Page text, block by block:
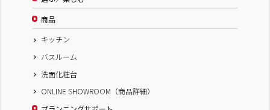
商品
キッチン
バスルーム
洗面化粧台
ONLINE SHOWROOM（商品詳細）